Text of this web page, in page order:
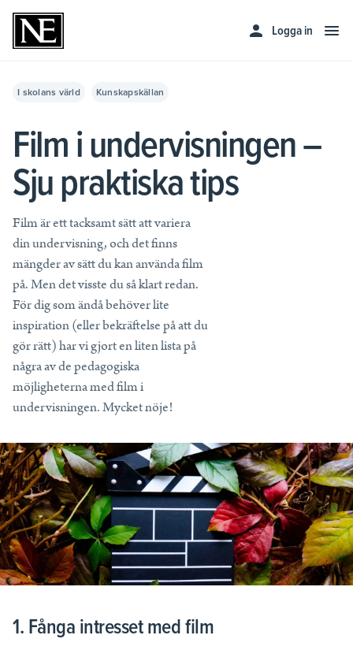
Logga in
Lärare
Hela utbudet av läromedel
Upptäck kvalitativa läromedel för din undervisning.
Läs mer
Läromedel för åk F–3
Läromedel för åk 4–6
Läromedel för åk 7–9
Läromedel för gymnasiet
Allt för din undervisning
Läromedel och kunskapstjänster som skapar resultat i och utanför
klassrummet.
Tryckta läromedel
Digitala läromedel
NE Komplett
NE Fakta
Nyheter – Partnerskap
WOOF
Skolledare
Skolledare
Läs mer
NE Komplett
Läs mer
Huvudmannaavtal
Läs mer
Priser för skola
Nyheter – Partnerskap
Läs mer
Företag och myndighet
Företag och myndigheter
Läs mer
Bibliotek
Unika och utvecklande ord- och kunskapstjänster för alla
biblioteksbesökare
Läs mer
Privatpersoner
Prenumerera
Läs mer
Kunskapstjänster
Priser för privatpersoner
Frågor och Svar
Blogg
Läs mer
Prova gratis
Kontakta oss
I skolans värld Kunskapskällan
Film i undervisningen –
Sju praktiska tips
Film är ett tacksamt sätt att variera
din undervisning, och det finns
mängder av sätt du kan använda film
på. Men det visste du så klart redan.
För dig som ändå behöver lite
inspiration (eller bekräftelse på att du
gör rätt) har vi gjort en liten lista på
några av de pedagogiska
möjligheterna med film i
undervisningen. Mycket nöje!
1. Fånga intresset med film